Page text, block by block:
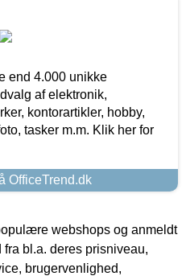
end 4.000 unikke
af elektronik,
kontorartikler, hobby,
tasker m.m. Klik her for
OfficeTrend.dk
webshops og anmeldt
bl.a. deres prisniveau,
brugervenlighed,